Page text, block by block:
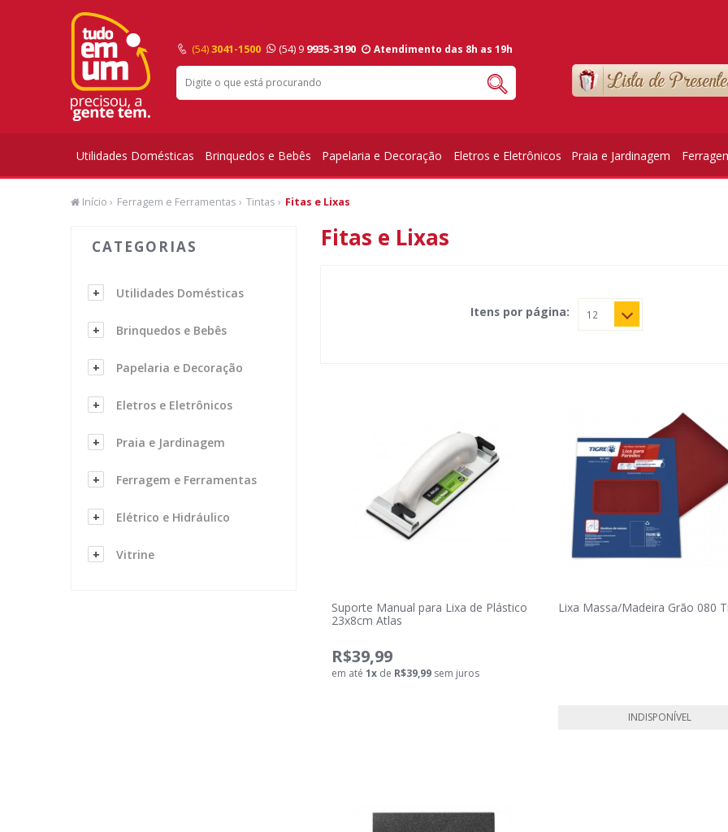
(54)3041-1500 (54) 9 9935-3190 Atendimento das 8h as 19h
Utilidades Domésticas Brinquedos e Bebês Papelaria e Decoração Eletros e Eletrônicos Praia e Jardinagem
Início › Ferragem e Ferramentas › Tintas › Fitas e Lixas
CATEGORIAS
Utilidades Domésticas
Brinquedos e Bebês
Papelaria e Decoração
Eletros e Eletrônicos
Praia e Jardinagem
Ferragem e Ferramentas
Elétrico e Hidráulico
Vitrine
Fitas e Lixas
Itens por página:
Suporte Manual para Lixa de Plástico
23x8cm Atlas
R$39,99
em até1x de R$39,99 sem juros
Lixa Massa/Madeira Grão 080
INDISPONÍVEL